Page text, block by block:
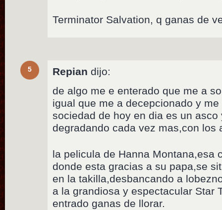
Terminator Salvation, q ganas de
5 Repian dijo:
de algo me e enterado que me a
igual que me a decepcionado y
sociedad de hoy en dia es un
degradando cada vez mas,con los
la pelicula de Hanna Montana,esa
donde esta gracias a su papa,se
en la takilla,desbancando a
a la grandiosa y espectacular Star
entrado ganas de llorar.